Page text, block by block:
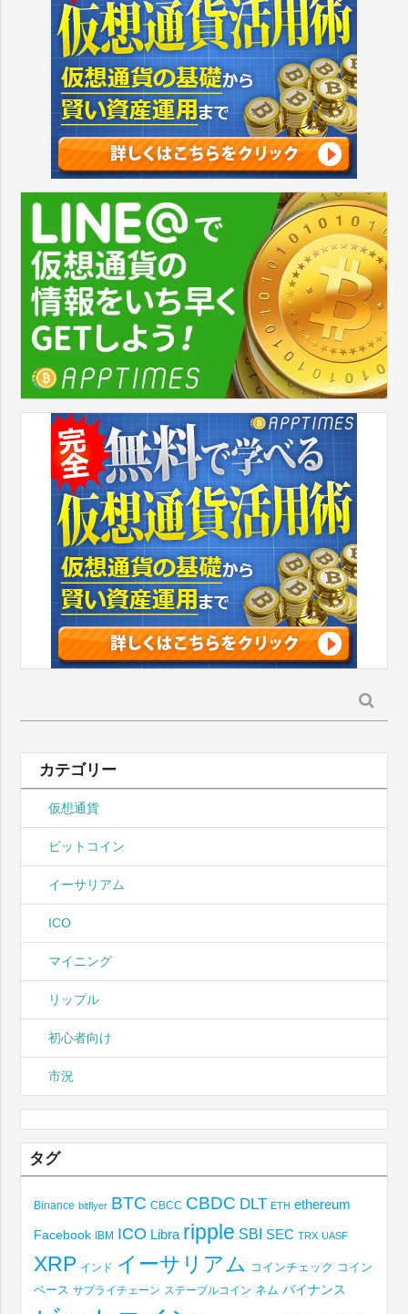
索:
カテゴリー
仮想通貨
ビットコイン
イーサリアム
ICO
マイニング
リップル
初心者向け
市況
タグ
Binance bitflyer BTC CBCC CBDC DLT ETH ethereum
Facebook IBM ICO Libra ripple SBI SEC TRX UASF
XRP インド イーサリアム コインチェック コイン
ベース サプライチェーン ステーブルコイン ネム バイナンス